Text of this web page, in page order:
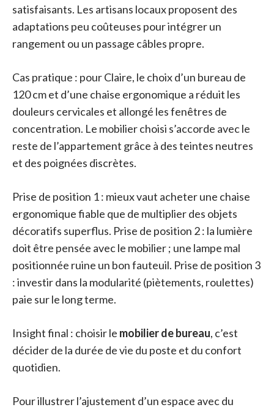
satisfaisants. Les artisans locaux proposent des
adaptations peu coûteuses pour intégrer un
rangement ou un passage câbles propre.
Cas pratique : pour Claire, le choix d’un bureau de
120 cm et d’une chaise ergonomique a réduit les
douleurs cervicales et allongé les fenêtres de
concentration. Le mobilier choisi s’accorde avec le
reste de l’appartement grâce à des teintes neutres
et des poignées discrètes.
Prise de position 1 : mieux vaut acheter une chaise
ergonomique fiable que de multiplier des objets
décoratifs superflus. Prise de position 2 : la lumière
doit être pensée avec le mobilier ; une lampe mal
positionnée ruine un bon fauteuil. Prise de position 3
: investir dans la modularité (piètements, roulettes)
paie sur le long terme.
Insight final : choisir le mobilier de bureau, c’est
décider de la durée de vie du poste et du confort
quotidien.
Pour illustrer l’ajustement d’un espace avec du